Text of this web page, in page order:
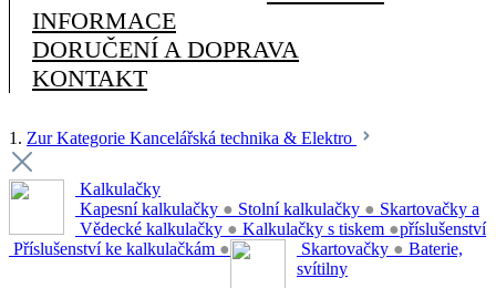
INFORMACE
DORUČENÍ A DOPRAVA
KONTAKT
1. Zur Kategorie Kancelářská technika & Elektro
Kalkulačky
Kapesní kalkulačky ● Stolní kalkulačky ●
Vědecké kalkulačky ● Kalkulačky s tiskem ●
Příslušenství ke kalkulačkám ●
Skartovačky a
příslušenství
Skartovačky ● Baterie,
svítilny